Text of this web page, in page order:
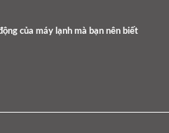
của máy lạnh mà bạn nên biết